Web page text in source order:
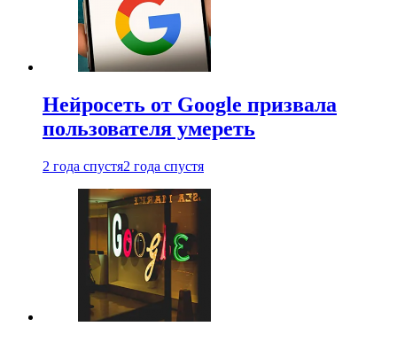
Нейросеть от Google призвала
пользователя умереть
2 года спустя2 года спустя